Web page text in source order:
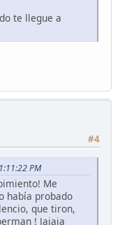
te llegue a
#4
PM
Me
había probado
que tiron,
! Jajaja